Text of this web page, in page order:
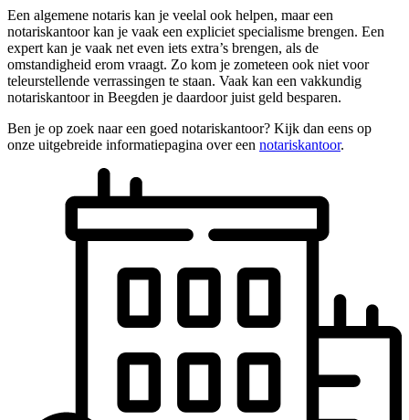
Een algemene notaris kan je veelal ook helpen, maar een
notariskantoor kan je vaak een expliciet specialisme brengen. Een
expert kan je vaak net even iets extra’s brengen, als de
omstandigheid erom vraagt. Zo kom je zometeen ook niet voor
teleurstellende verrassingen te staan. Vaak kan een vakkundig
notariskantoor in Beegden je daardoor juist geld besparen.
Ben je op zoek naar een goed notariskantoor? Kijk dan eens op
onze uitgebreide informatiepagina over een notariskantoor.